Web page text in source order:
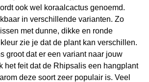
ook wel koraalcactus genoemd.
in verschillende varianten. Zo
met dunne, dikke en ronde
zie je dat de plant kan verschillen.
groot dat er een variant naar jouw
het feit dat de Rhipsalis een hangplant
deze soort zeer populair is. Veel